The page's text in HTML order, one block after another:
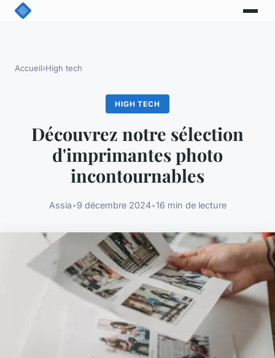
Accueil›High tech
HIGH TECH
Découvrez notre sélection
d'imprimantes photo
incontournables
Assia•9 décembre 2024•16 min de lecture